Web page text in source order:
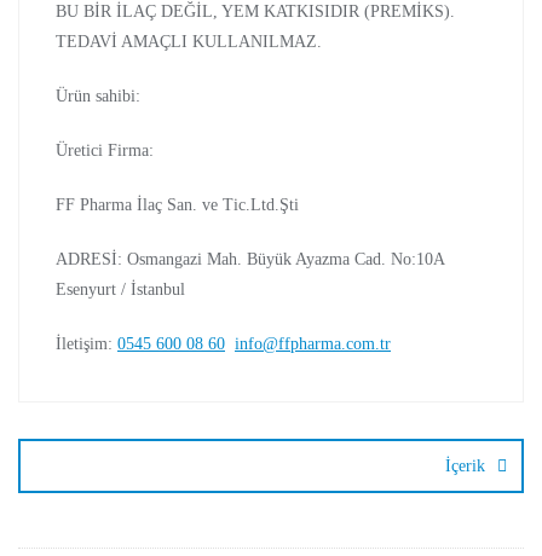
BU BİR İLAÇ DEĞİL, YEM KATKISIDIR (PREMİKS).
TEDAVİ AMAÇLI KULLANILMAZ.
Ürün sahibi:
Üretici Firma:
FF Pharma İlaç San. ve Tic.Ltd.Şti
ADRESİ: Osmangazi Mah. Büyük Ayazma Cad. No:10A
Esenyurt / İstanbul
İletişim: 0545 600 08 60 info@ffpharma.com.tr
İçerik